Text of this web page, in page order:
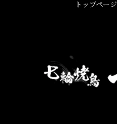
トップページ